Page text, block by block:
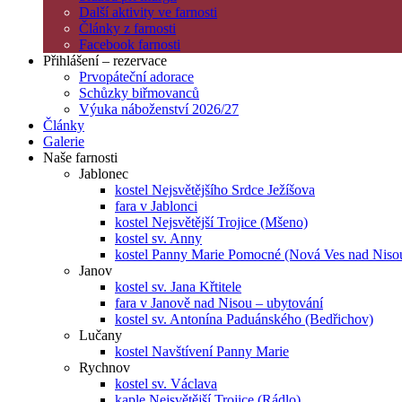
Další aktivity ve farnosti
Články z farnosti
Facebook farnosti
Přihlášení – rezervace
Prvopáteční adorace
Schůzky biřmovanců
Výuka náboženství 2026/27
Články
Galerie
Naše farnosti
Jablonec
kostel Nejsvětějšího Srdce Ježíšova
fara v Jablonci
kostel Nejsvětější Trojice (Mšeno)
kostel sv. Anny
kostel Panny Marie Pomocné (Nová Ves nad
Janov
kostel sv. Jana Křtitele
fara v Janově nad Nisou – ubytování
kostel sv. Antonína Paduánského (Bedřichov)
Lučany
kostel Navštívení Panny Marie
Rychnov
kostel sv. Václava